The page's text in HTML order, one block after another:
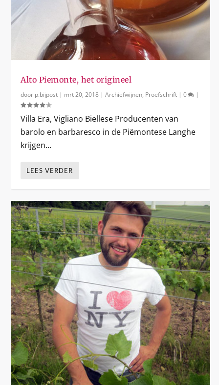
Alto Piemonte, het origineel
door p.bijpost | mrt 20, 2018 |Archiefwijnen, Proefschrift |0 |
Villa Era, Vigliano Biellese Producenten van
barolo en barbaresco in de Piëmontese Langhe
krijgen...
LEES VERDER